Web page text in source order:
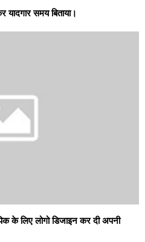
समय बिताया।
के लिए लोगो डिजाइन कर दी अपनी